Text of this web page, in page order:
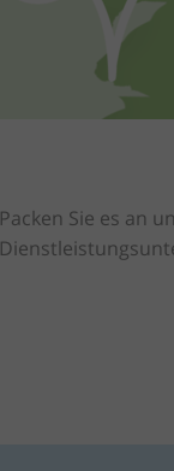
Packen Sie es an